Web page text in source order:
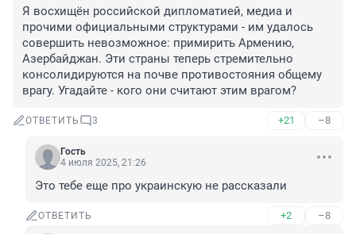
Я восхищён российской дипломатией, медиа и
прочими официальными структурами - им удалось
совершить невозможное: примирить Армению,
Азербайджан. Эти страны теперь стремительно
консолидируются на почве противостояния общему
врагу. Угадайте - кого они считают этим врагом?
ОТВЕТИТЬ 3 +21 –8
Гость
4 июля 2025, 21:26
Это тебе еще про украинскую не рассказали
ОТВЕТИТЬ +2 –8